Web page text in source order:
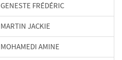
GENESTE FRÉDÉRIC
MARTIN JACKIE
MOHAMEDI AMINE